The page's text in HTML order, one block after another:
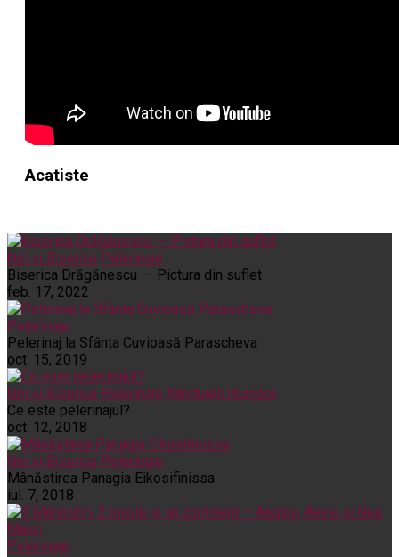
Acatiste
Noi și Biserica Pelerinaje
Biserica Drăgănescu – Pictura din suflet
feb. 17, 2022
Pelerinaje
Pelerinaj la Sfânta Cuvioasă Parascheva
oct. 15, 2019
Noi și Biserica Pelerinaje Rânduieli liturgice
Ce este pelerinajul?
oct. 12, 2018
Noi și Biserica Pelerinaje
Mânăstirea Panagia Eikosifinissa
iul. 7, 2018
Pelerinaje